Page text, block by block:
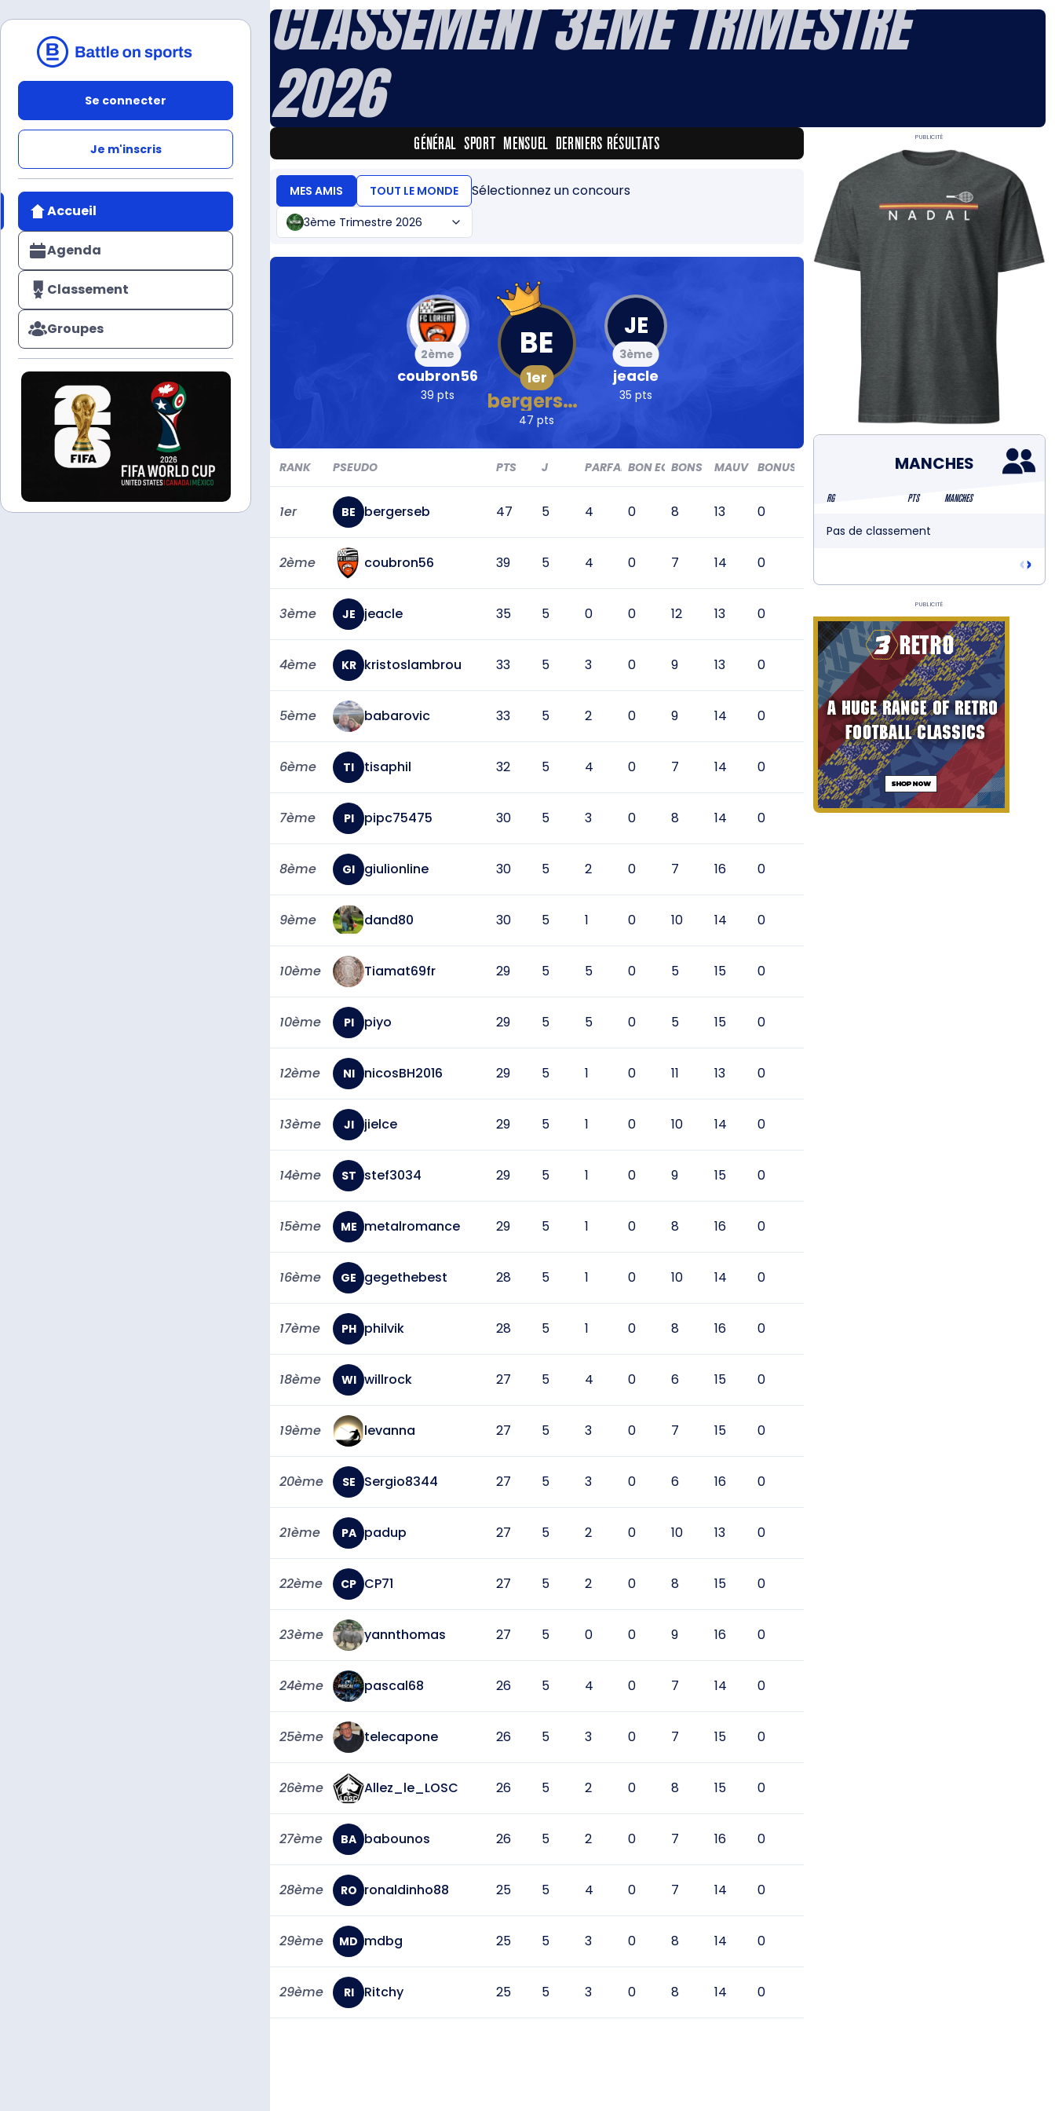
Se connecter
Je m'inscris
Accueil
Agenda
Classement
Groupes
CLASSEMENT 3ÈME TRIMESTRE
2026
GÉNÉRAL SPORT MENSUEL DERNIERS RÉSULTATS
MES AMIS TOUT LE MONDE Sélectionnez un concours
3ème Trimestre 2026
coubron56
2ème
39 pts
BE
bergerseb
1er
47 pts
JE
jeacle
3ème
35 pts
RANK PSEUDO PTS J PARFAITBON EC BONS MAUV BONUS
1er BE bergerseb 47 5 4 0 8 13 0
2ème coubron56 39 5 4 0 7 14 0
3ème JE jeacle 35 5 0 0 12 13 0
4ème KR kristoslambrou 33 5 3 0 9 13 0
5ème babarovic 33 5 2 0 9 14 0
6ème TI tisaphil 32 5 4 0 7 14 0
7ème PI pipc75475 30 5 3 0 8 14 0
8ème GI giulionline 30 5 2 0 7 16 0
9ème dand80 30 5 1 0 10 14 0
10ème Tiamat69fr 29 5 5 0 5 15 0
10ème PI piyo 29 5 5 0 5 15 0
12ème NI nicosBH2016 29 5 1 0 11 13 0
13ème JI jielce 29 5 1 0 10 14 0
14ème ST stef3034 29 5 1 0 9 15 0
15ème ME metalromance 29 5 1 0 8 16 0
16ème GE gegethebest 28 5 1 0 10 14 0
17ème PH philvik 28 5 1 0 8 16 0
18ème WI willrock 27 5 4 0 6 15 0
19ème levanna 27 5 3 0 7 15 0
20ème SE Sergio8344 27 5 3 0 6 16 0
21ème PA padup 27 5 2 0 10 13 0
22ème CP CP71 27 5 2 0 8 15 0
23ème yannthomas 27 5 0 0 9 16 0
24ème pascal68 26 5 4 0 7 14 0
25ème telecapone 26 5 3 0 7 15 0
26ème Allez_le_LOSC 26 5 2 0 8 15 0
27ème BA babounos 26 5 2 0 7 16 0
28ème RO ronaldinho88 25 5 4 0 7 14 0
29ème MD mdbg 25 5 3 0 8 14 0
29ème RI Ritchy 25 5 3 0 8 14 0
Publicité
MANCHES
RG PTS MANCHES
Pas de classement
‹›
Publicité